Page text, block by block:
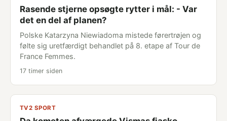
Rasende stjerne opsøgte rytter i mål: - Var
det en del af planen?
Polske Katarzyna Niewiadoma mistede førertrøjen og
følte sig uretfærdigt behandlet på 8. etape af Tour de
France Femmes.
17 timer siden
TV2 SPORT